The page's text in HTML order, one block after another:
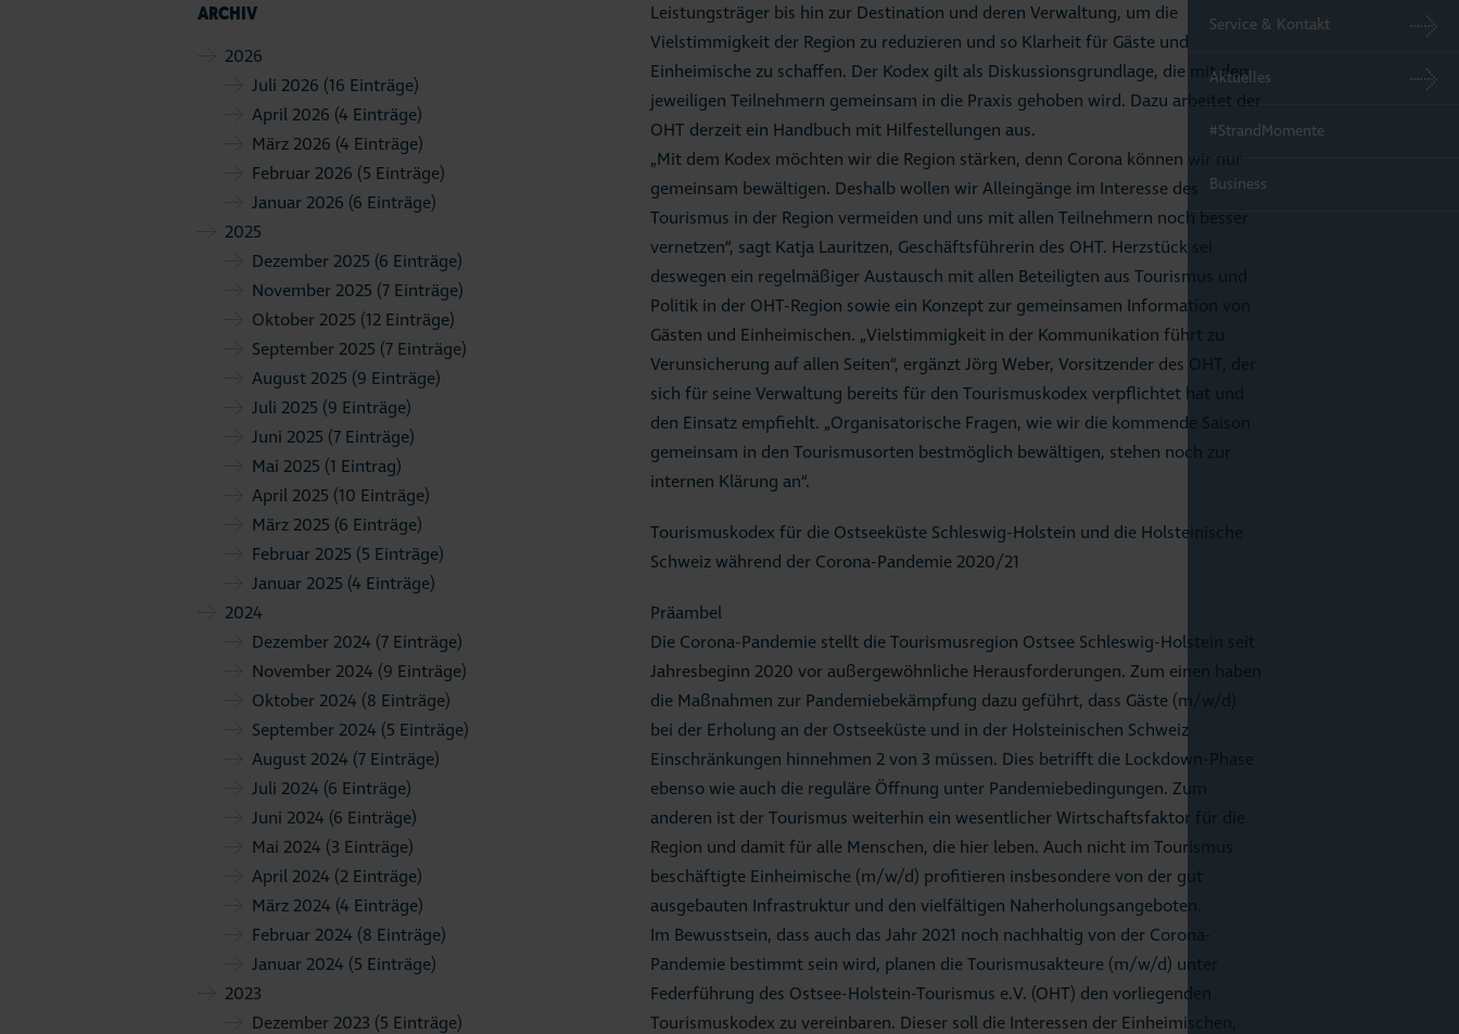
Service & Kontakt
Aktuelles
#StrandMomente
Business
ARCHIV
2026
Juli 2026 (16 Einträge)
April 2026 (4 Einträge)
März 2026 (4 Einträge)
Februar 2026 (5 Einträge)
Januar 2026 (6 Einträge)
2025
Dezember 2025 (6 Einträge)
November 2025 (7 Einträge)
Oktober 2025 (12 Einträge)
September 2025 (7 Einträge)
August 2025 (9 Einträge)
Juli 2025 (9 Einträge)
Juni 2025 (7 Einträge)
Mai 2025 (1 Eintrag)
April 2025 (10 Einträge)
März 2025 (6 Einträge)
Februar 2025 (5 Einträge)
Januar 2025 (4 Einträge)
2024
Dezember 2024 (7 Einträge)
November 2024 (9 Einträge)
Oktober 2024 (8 Einträge)
September 2024 (5 Einträge)
August 2024 (7 Einträge)
Juli 2024 (6 Einträge)
Juni 2024 (6 Einträge)
Mai 2024 (3 Einträge)
April 2024 (2 Einträge)
März 2024 (4 Einträge)
Februar 2024 (8 Einträge)
Januar 2024 (5 Einträge)
2023
Dezember 2023 (5 Einträge)
Leistungsträger bis hin zur Destination und deren Verwaltung, um die
Vielstimmigkeit der Region zu reduzieren und so Klarheit für Gäste und
Einheimische zu schaffen. Der Kodex gilt als Diskussionsgrundlage, die mit den
jeweiligen Teilnehmern gemeinsam in die Praxis gehoben wird. Dazu arbeitet der
OHT derzeit ein Handbuch mit Hilfestellungen aus.
„Mit dem Kodex möchten wir die Region stärken, denn Corona können wir nur
gemeinsam bewältigen. Deshalb wollen wir Alleingänge im Interesse des
Tourismus in der Region vermeiden und uns mit allen Teilnehmern noch besser
vernetzen“, sagt Katja Lauritzen, Geschäftsführerin des OHT. Herzstück sei
deswegen ein regelmäßiger Austausch mit allen Beteiligten aus Tourismus und
Politik in der OHT-Region sowie ein Konzept zur gemeinsamen Information von
Gästen und Einheimischen. „Vielstimmigkeit in der Kommunikation führt zu
Verunsicherung auf allen Seiten“, ergänzt Jörg Weber, Vorsitzender des OHT, der
sich für seine Verwaltung bereits für den Tourismuskodex verpflichtet hat und
den Einsatz empfiehlt. „Organisatorische Fragen, wie wir die kommende Saison
gemeinsam in den Tourismusorten bestmöglich bewältigen, stehen noch zur
internen Klärung an“.
Tourismuskodex für die Ostseeküste Schleswig-Holstein und die Holsteinische
Schweiz während der Corona-Pandemie 2020/21
Präambel
Die Corona-Pandemie stellt die Tourismusregion Ostsee Schleswig-Holstein seit
Jahresbeginn 2020 vor außergewöhnliche Herausforderungen. Zum einen haben
die Maßnahmen zur Pandemiebekämpfung dazu geführt, dass Gäste (m/w/d)
bei der Erholung an der Ostseeküste und in der Holsteinischen Schweiz
Einschränkungen hinnehmen 2 von 3 müssen. Dies betrifft die Lockdown-Phase
ebenso wie auch die reguläre Öffnung unter Pandemiebedingungen. Zum
anderen ist der Tourismus weiterhin ein wesentlicher Wirtschaftsfaktor für die
Region und damit für alle Menschen, die hier leben. Auch nicht im Tourismus
beschäftigte Einheimische (m/w/d) profitieren insbesondere von der gut
ausgebauten Infrastruktur und den vielfältigen Naherholungsangeboten.
Im Bewusstsein, dass auch das Jahr 2021 noch nachhaltig von der Corona-
Pandemie bestimmt sein wird, planen die Tourismusakteure (m/w/d) unter
Federführung des Ostsee-Holstein-Tourismus e.V. (OHT) den vorliegenden
Tourismuskodex zu vereinbaren. Dieser soll die Interessen der Einheimischen,